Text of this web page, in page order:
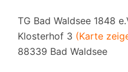
TG Bad Waldsee 1848
Klosterhof 3 (Karte
88339 Bad Waldsee